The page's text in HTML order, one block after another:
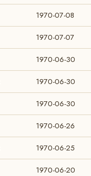
1970-07-08
1970-07-07
1970-06-30
1970-06-30
1970-06-30
1970-06-26
1970-06-25
1970-06-20